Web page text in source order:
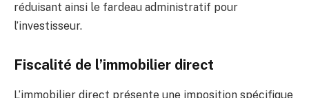
réduisant ainsi le fardeau administratif pour
l’investisseur.
Fiscalité de l’immobilier direct
L’immobilier direct présente une imposition spécifique